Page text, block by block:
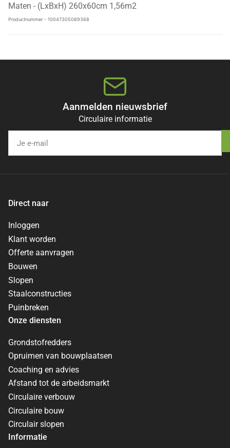
Maten - (LxBxH) 260x60cm 1,56m2
Productnummer - 10047305089368
Aanmelden nieuwsbrief
Circulaire informatie
mail
Direct naar
Inloggen
Klant worden
Offerte aanvragen
Bouwen
Slopen
Staalconstructies
Puinbreken
Onze diensten
Grondstofredders
Opruimen van bouwplaatsen
Coaching en advies
Afstand tot de arbeidsmarkt
Circulaire verbouw
Circulaire bouw
Circulair slopen
Informatie